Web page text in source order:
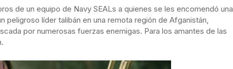
de un equipo de Navy SEALs a quienes se les encomendó una
peligroso líder talibán en una remota región de Afganistán,
por numerosas fuerzas enemigas. Para los amantes de las